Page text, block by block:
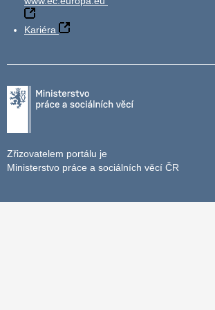
Kariéra
Zřizovatelem portálu je
Ministerstvo práce a sociálních věcí ČR